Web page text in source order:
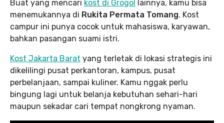
Buat yang mencari kost di Grogol lainnya, kamu bisa
menemukannya di Rukita Permata Tomang. Kost
campur ini punya cocok untuk mahasiswa, karyawan,
bahkan pasangan suami istri.
Kost Jakarta Barat yang terletak di lokasi strategis ini
dikelilingi pusat perkantoran, kampus, pusat
perbelanjaan, sampai kuliner. Kamu nggak perlu
bingung lagi untuk belanja kebutuhan sehari-hari
maupun sekadar cari tempat nongkrong nyaman.